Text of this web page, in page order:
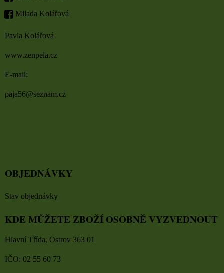
Milada Kolářová
Pavla Kolářová
www.zenpela.cz
E-mail:
paja56@seznam.cz
OBJEDNÁVKY
Stav objednávky
KDE MŮŽETE ZBOŽÍ OSOBNĚ VYZVEDNOUT
Hlavní Třída, Ostrov 363 01
IČO: 02 55 60 73